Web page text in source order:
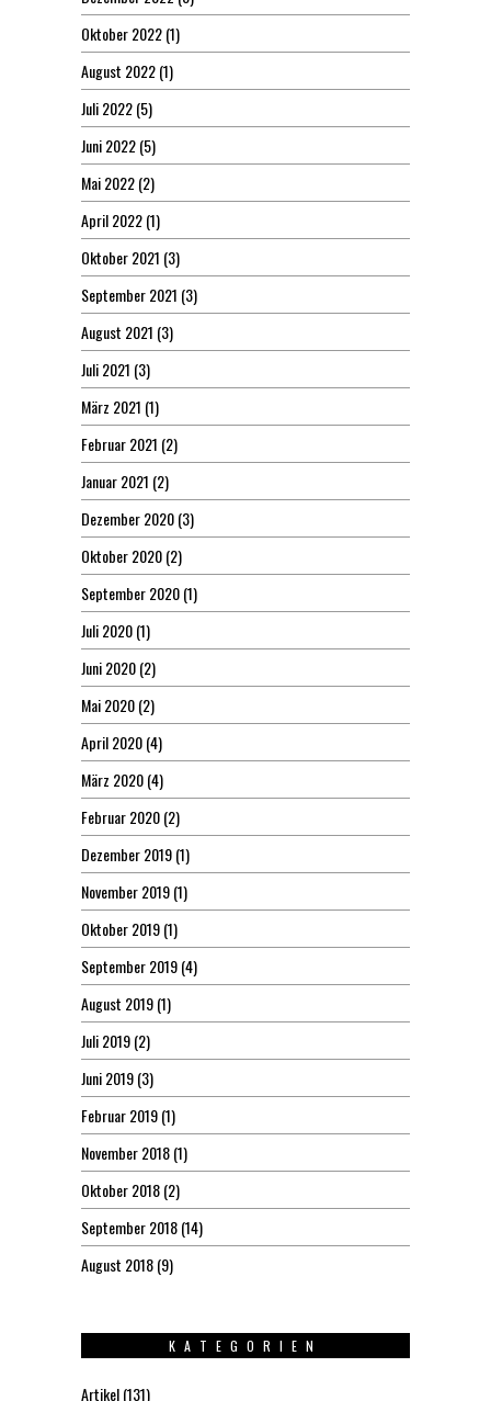
Oktober 2022(1)
August 2022(1)
Juli 2022(5)
Juni 2022(5)
Mai 2022(2)
April 2022(1)
Oktober 2021 (3)
September 2021 (3)
August 2021 (3)
Juli 2021 (3)
März 2021 (1)
Februar 2021 (2)
Januar 2021 (2)
Dezember 2020(3)
Oktober 2020(2)
September 2020(1)
Juli 2020(1)
Juni 2020(2)
Mai 2020(2)
April 2020(4)
März 2020(4)
Februar 2020(2)
Dezember 2019(1)
November 2019(1)
Oktober 2019(1)
September 2019(4)
August 2019(1)
Juli 2019(2)
Juni 2019(3)
Februar 2019(1)
November 2018(1)
Oktober 2018(2)
September 2018(14)
August 2018(9)
KATEGORIEN
Artikel(131)